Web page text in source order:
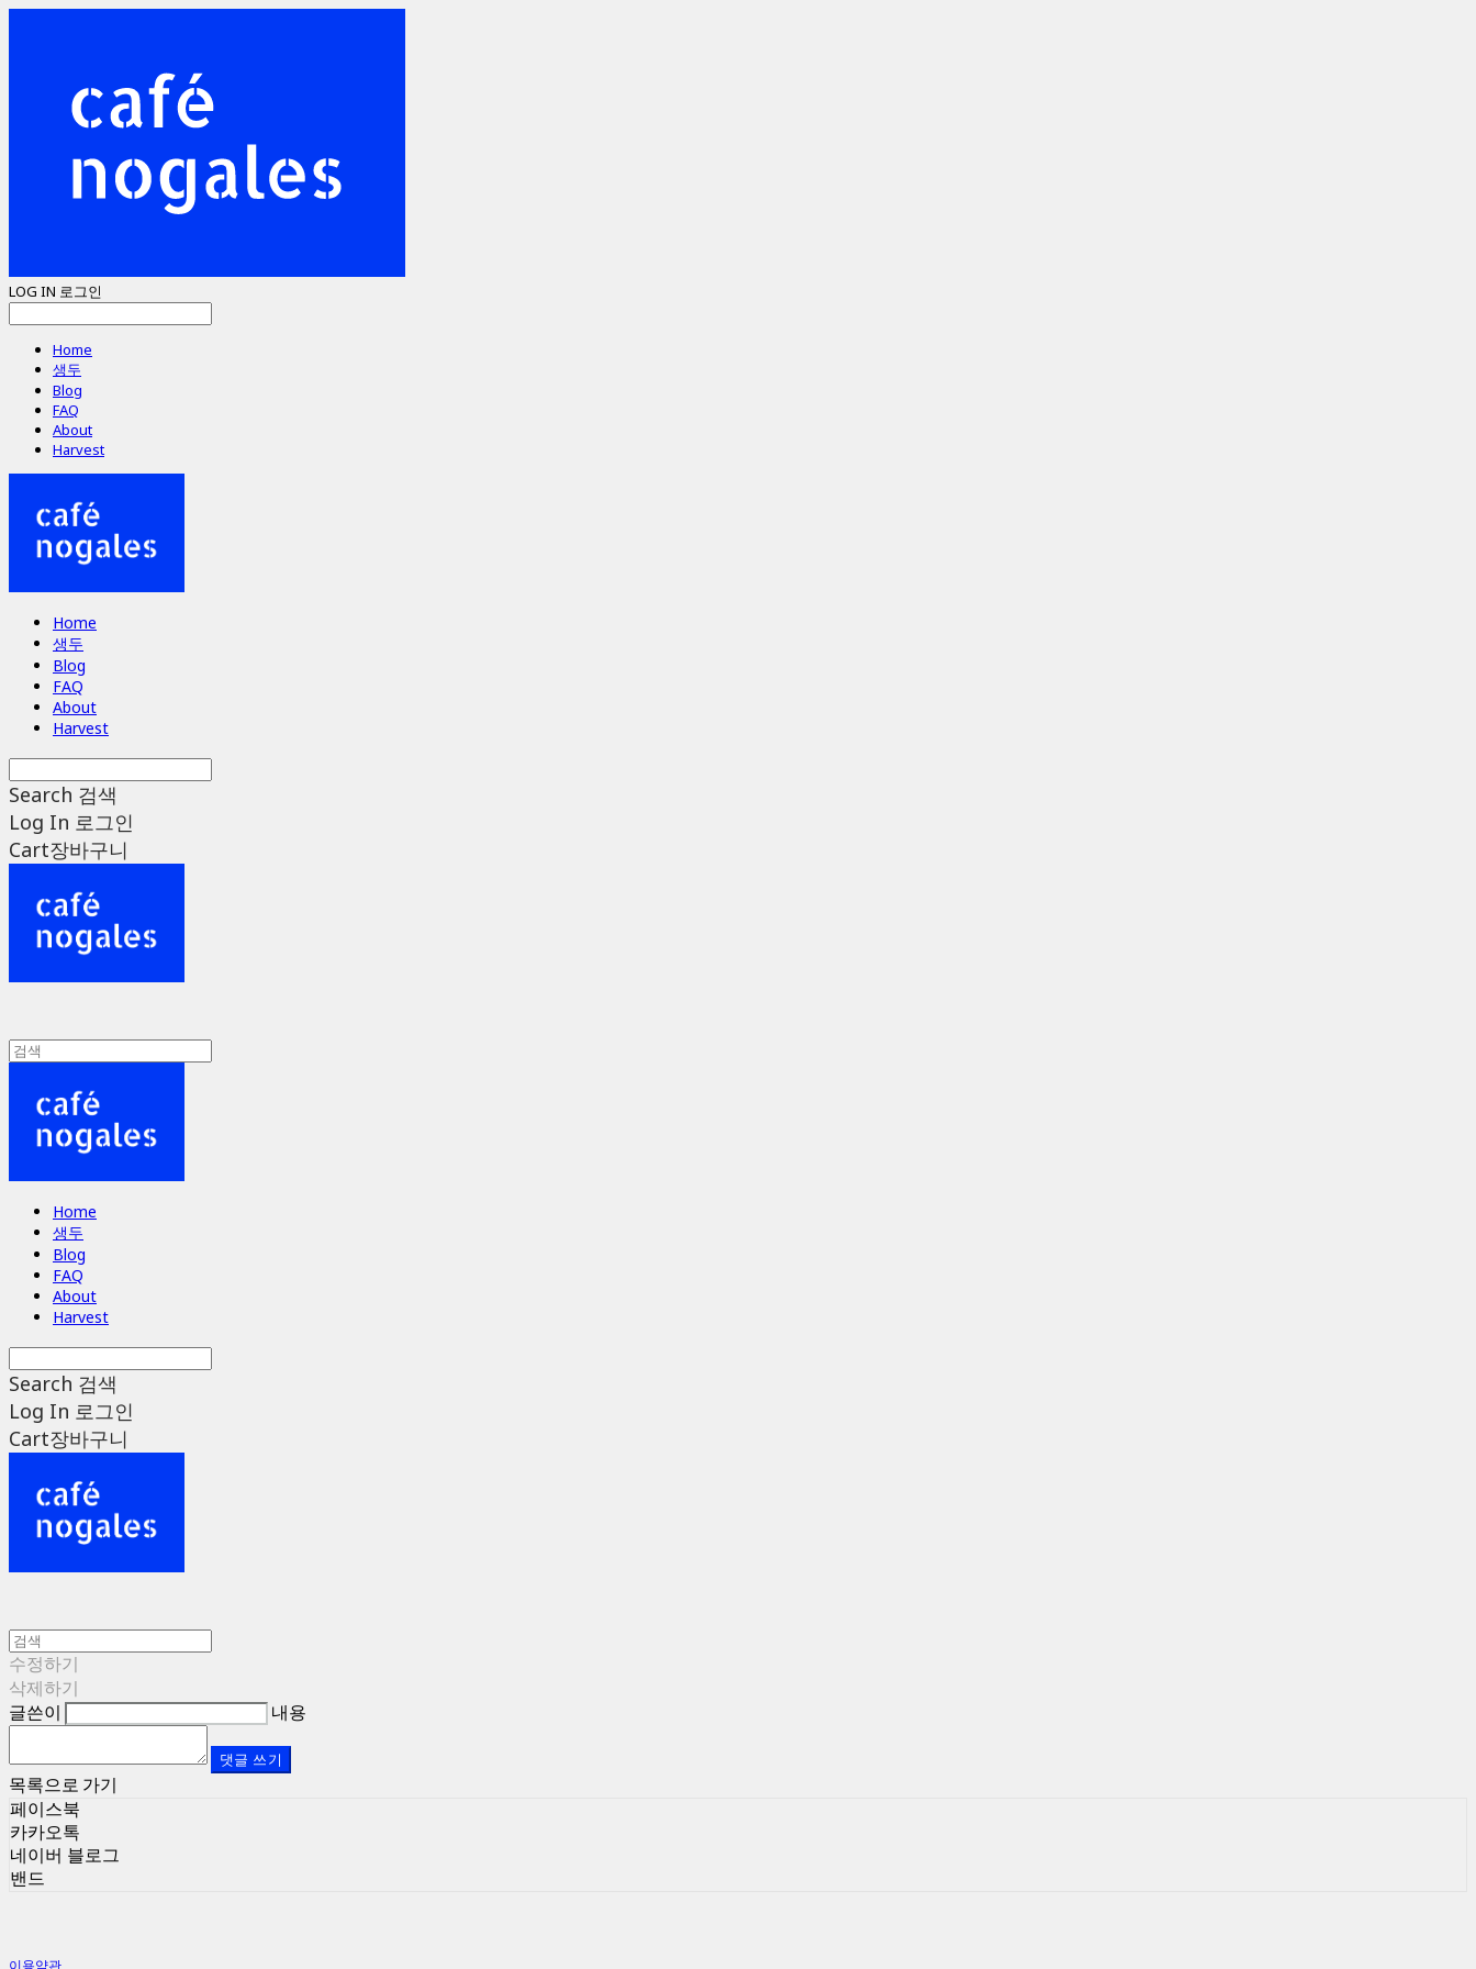
LOG IN 로그인
Home
생두
Blog
FAQ
About
Harvest
Home
생두
Blog
FAQ
About
Harvest
Search 검색
Log In 로그인
Cart장바구니
Home
생두
Blog
FAQ
About
Harvest
Search 검색
Log In 로그인
Cart장바구니
수정하기
삭제하기
글쓴이
내용
댓글 쓰기
목록으로 가기
페이스북
카카오톡
네이버 블로그
밴드
이용약관